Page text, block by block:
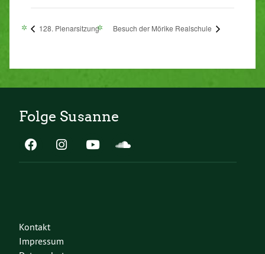
128. Plenarsitzung Besuch der Mörike Realschule
Folge Susanne
Kontakt
Impressum